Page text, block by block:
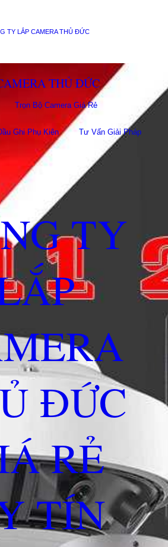
TY LẮP CAMERA THỦ ĐỨC
THỦ ĐỨC
Trọn Bộ Camera Giá Rẻ
Ghi Phụ Kiên Tư Vấn Giải Pháp
TY
ĐỨC
RẺ
TÍN